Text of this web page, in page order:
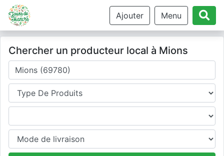
Ajouter Menu
Chercher un producteur local à Mions
Où cherchez-vous un producteur ?
Type de produits
Produits
Mode de livraison